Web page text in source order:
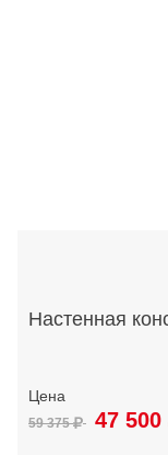
Настенная
59 375 47 500